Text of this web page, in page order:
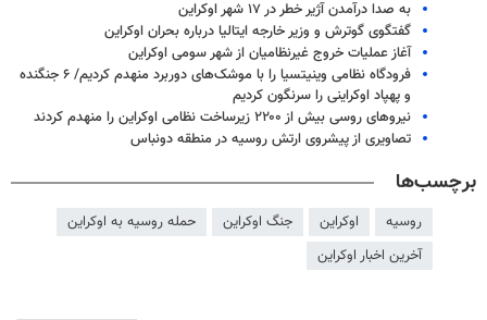
به صدا درآمدن آژیر خطر در ۱۷ شهر اوکراین
گفتگوی گوترش و وزیر خارجه ایتالیا درباره بحران اوکراین
آغاز عملیات خروج غیرنظامیان از شهر سومی اوکراین
فرودگاه نظامی وینیتسیا را با موشک‌های دوربرد منهدم کردیم/ ۶ جنگنده
و پهپاد اوکراینی را سرنگون کردیم
نیروهای روسی بیش از ۲۲۰۰ زیرساخت نظامی اوکراین را منهدم کردند
تصاویری از پیشروی ارتش روسیه در منطقه دونباس
برچسب‌ها
روسیه اوکراین جنگ اوکراین
حمله روسیه به اوکراین
آخرین اخبار اوکراین